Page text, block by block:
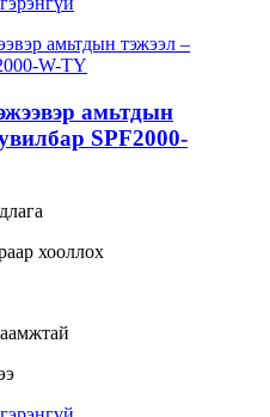
амьтдын
SPF2000-
хооллох